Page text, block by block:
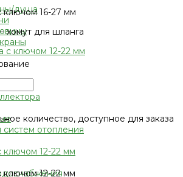
душа
отопления
ключом 16-27 мм
хомут для шланга
количество, доступное для заказа
ключом 12-22 мм
ключом 12-22 мм